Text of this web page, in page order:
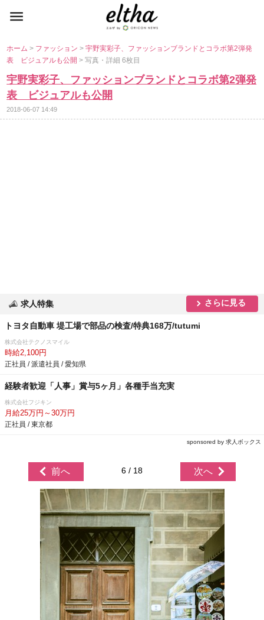
ホーム> ファッション>宇野実彩子、ファッションブランドとコラボ第2弾発
表 ビジュアルも公開> 写真・詳細 6枚目
宇野実彩子、ファッションブランドとコラボ第2弾発
表 ビジュアルも公開
2018-06-07 14:49
求人特集 さらに見る
トヨタ自動車 堤工場で部品の検査/特典168万/tutumi
株式会社テクノスマイル
時給2,100円
正社員 / 派遣社員 / 愛知県
経験者歓迎「人事」賞与5ヶ月」各種手当充実
株式会社フジキン
月給25万円～30万円
正社員 / 東京都
sponsored by 求人ボックス
前へ 6 / 18 次へ